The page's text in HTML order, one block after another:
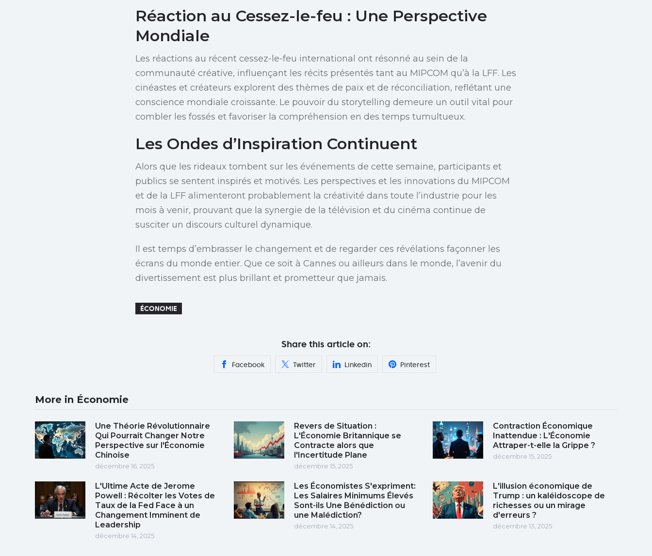
Réaction au Cessez-le-feu : Une Perspective
Mondiale
Les réactions au récent cessez-le-feu international ont résonné au sein de la
communauté créative, influençant les récits présentés tant au MIPCOM qu’à la LFF. Les
cinéastes et créateurs explorent des thèmes de paix et de réconciliation, reflétant une
conscience mondiale croissante. Le pouvoir du storytelling demeure un outil vital pour
combler les fossés et favoriser la compréhension en des temps tumultueux.
Les Ondes d’Inspiration Continuent
Alors que les rideaux tombent sur les événements de cette semaine, participants et
publics se sentent inspirés et motivés. Les perspectives et les innovations du MIPCOM
et de la LFF alimenteront probablement la créativité dans toute l’industrie pour les
mois à venir, prouvant que la synergie de la télévision et du cinéma continue de
susciter un discours culturel dynamique.
Il est temps d’embrasser le changement et de regarder ces révélations façonner les
écrans du monde entier. Que ce soit à Cannes ou ailleurs dans le monde, l’avenir du
divertissement est plus brillant et prometteur que jamais.
ÉCONOMIE
Share this article on:
Facebook Twitter Linkedin Pinterest
More in Économie
Une Théorie Révolutionnaire
Qui Pourrait Changer Notre
Perspective sur l'Économie
Chinoise
décembre 16, 2025
Revers de Situation :
L'Économie Britannique se
Contracte alors que
l'Incertitude Plane
décembre 15, 2025
Contraction Économique
Inattendue : L'Économie
Attraper-t-elle la Grippe ?
décembre 15, 2025
L'Ultime Acte de Jerome
Powell : Récolter les Votes de
Taux de la Fed Face à un
Changement Imminent de
Leadership
décembre 14, 2025
Les Économistes S'expriment:
Les Salaires Minimums Élevés
Sont-ils Une Bénédiction ou
une Malédiction?
décembre 14, 2025
L'illusion économique de
Trump : un kaléidoscope de
richesses ou un mirage
d'erreurs ?
décembre 13, 2025